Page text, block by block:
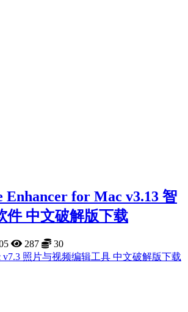
Enhancer for Mac v3.13 智
件 中文破解版下载
287 30